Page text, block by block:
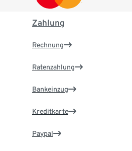
Zahlung
Rechnung
Ratenzahlung
Bankeinzug
Kreditkarte
Paypal